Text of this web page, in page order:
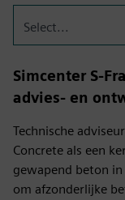
Select...
Simcenter S-
advies- en
Technische
Concrete als een
gewapend beton
om afzonderlijke